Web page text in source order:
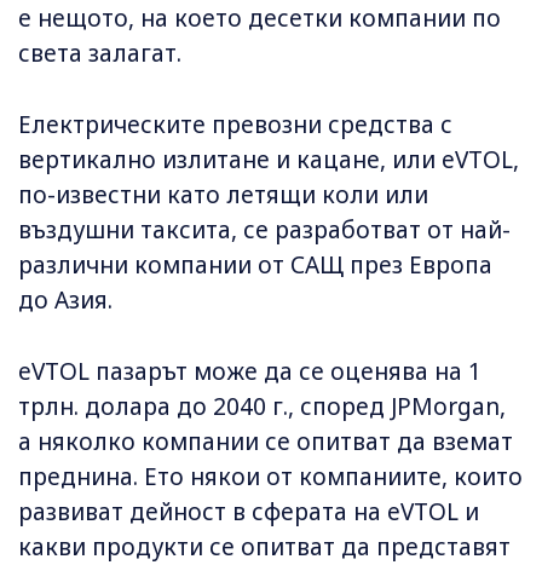
е нещото, на което десетки компании по
света залагат.
Електрическите превозни средства с
вертикално излитане и кацане, или eVTOL,
по-известни като летящи коли или
въздушни таксита, се разработват от най-
различни компании от САЩ през Европа
до Азия.
eVTOL пазарът може да се оценява на 1
трлн. долара до 2040 г., според JPMorgan,
а няколко компании се опитват да вземат
преднина. Ето някои от компаниите, които
развиват дейност в сферата на eVTOL и
какви продукти се опитват да представят